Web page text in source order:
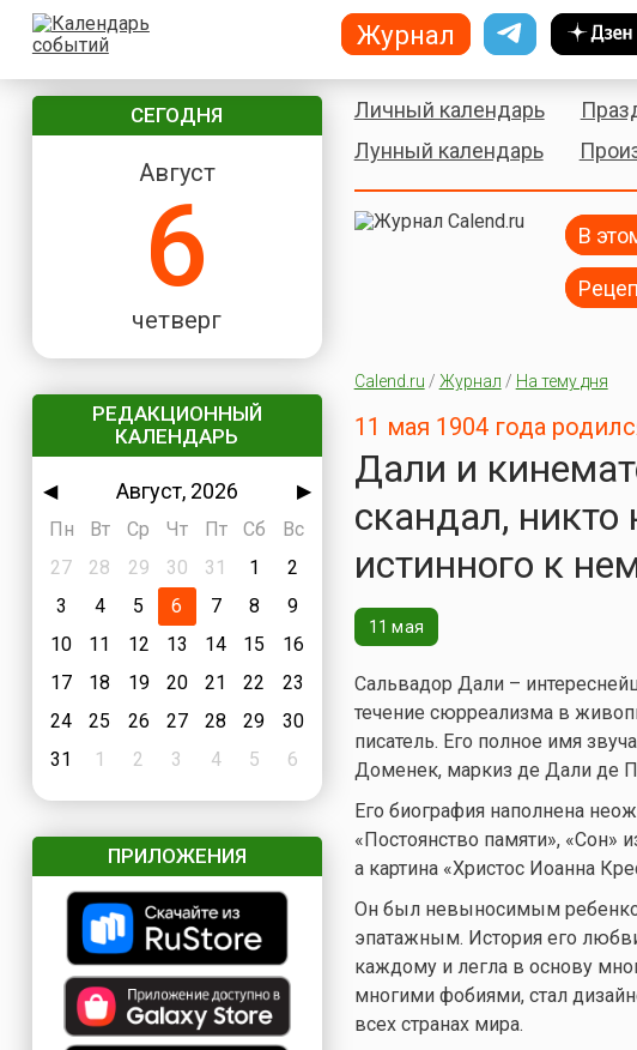
СЕГОДНЯ
Август
6
четверг
РЕДАКЦИОННЫЙ
КАЛЕНДАРЬ
◀ Август, 2026
▶
Пн
Вт Ср Чт Пт Сб
Вс
27
28 29 30 31 1
2
3
4 5 6 7 8
9
10
11 12 13 14 15
16
17
18 19 20 21 22
23
24
25 26 27 28 29
30
31
1 2 3 4 5 6
ПРИЛОЖЕНИЯ
Личный календарь
Лунный календарь
В
Calend.ru / Журнал / На тему дня
11 мая 1904 года
Дали и
скандал, никто
истинного к
11 мая
Сальвадор Дали –
течение сюрреализма в
писатель. Его полное имя
Доменек, маркиз де Дали де
Его биография наполнена
«Постоянство памяти», «Сон»
а картина «Христос Иоанна
Он был невыносимым
эпатажным. История его
каждому и легла в основу
многими фобиями, стал
всех странах мира.
Журнал